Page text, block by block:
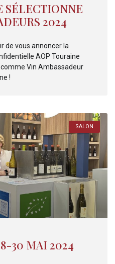
SÉLECTIONNE
2024
de vous annoncer la
AOP Touraine
Vin Ambassadeur
!
SALON
30 MAI 2024